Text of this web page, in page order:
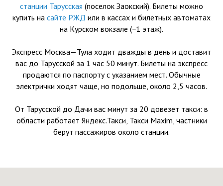
станции Тарусская (поселок Заокский). Билеты можно
купить на сайте РЖД или в кассах и билетных автоматах
на Курском вокзале (−1 этаж).
Экспресс Москва—Тула ходит дважды в день и доставит
вас до Тарусской за 1 час 50 минут. Билеты на экспресс
продаются по паспорту с указанием мест. Обычные
электрички ходят чаще, но подольше, около 2,5 часов.
От Тарусской до Дачи вас минут за 20 довезет такси: в
области работает Яндекс.Такси, Такси Maxim, частники
берут пассажиров около станции.